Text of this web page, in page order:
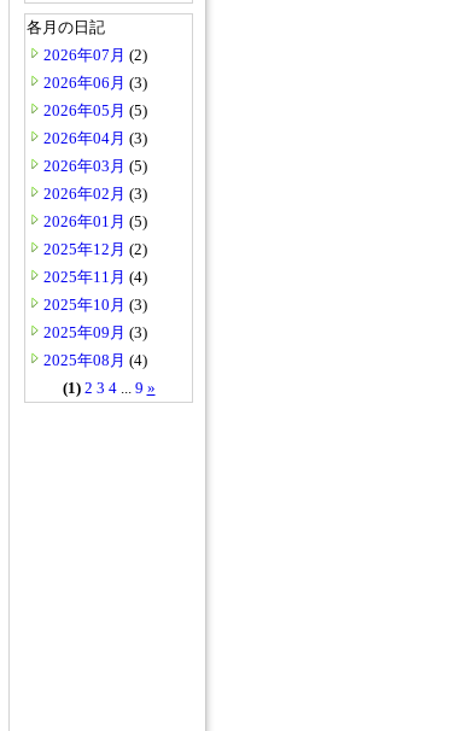
各月の日記
2026年07月 (2)
2026年06月 (3)
2026年05月 (5)
2026年04月 (3)
2026年03月 (5)
2026年02月 (3)
2026年01月 (5)
2025年12月 (2)
2025年11月 (4)
2025年10月 (3)
2025年09月 (3)
2025年08月 (4)
(1) 2 3 4... 9 »